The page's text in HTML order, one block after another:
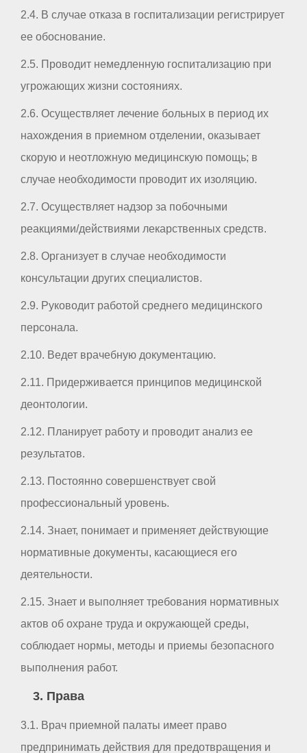
2.4. В случае отказа в госпитализации регистрирует
ее обоснование.
2.5. Проводит немедленную госпитализацию при
угрожающих жизни состояниях.
2.6. Осуществляет лечение больных в период их
нахождения в приемном отделении, оказывает
скорую и неотложную медицинскую помощь; в
случае необходимости проводит их изоляцию.
2.7. Осуществляет надзор за побочными
реакциями/действиями лекарственных средств.
2.8. Организует в случае необходимости
консультации других специалистов.
2.9. Руководит работой среднего медицинского
персонала.
2.10. Ведет врачебную документацию.
2.11. Придерживается принципов медицинской
деонтологии.
2.12. Планирует работу и проводит анализ ее
результатов.
2.13. Постоянно совершенствует свой
профессиональный уровень.
2.14. Знает, понимает и применяет действующие
нормативные документы, касающиеся его
деятельности.
2.15. Знает и выполняет требования нормативных
актов об охране труда и окружающей среды,
соблюдает нормы, методы и приемы безопасного
выполнения работ.
3. Права
3.1. Врач приемной палаты имеет право
предпринимать действия для предотвращения и